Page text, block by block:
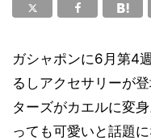
ガシャポンに6月第4
るしアクセサリーが登
ターズがカエルに変
っても可愛いと話題に